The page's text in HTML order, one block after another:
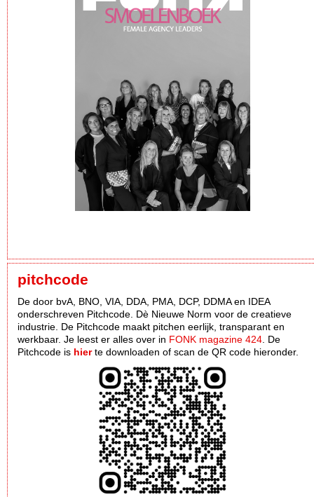
pitchcode
De door bvA, BNO, VIA, DDA, PMA, DCP, DDMA en IDEA
onderschreven Pitchcode. Dè Nieuwe Norm voor de creatieve
industrie. De Pitchcode maakt pitchen eerlijk, transparant en
werkbaar. Je leest er alles over in FONK magazine 424 . De
Pitchcode is hierte downloaden of scan de QR code hieronder.